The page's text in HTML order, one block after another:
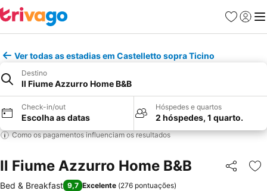
Favoritos
Iniciar
Ver todas as estadias em Castelletto sopra Ticino
Destino
Il Fiume Azzurro Home B&B
Check-in/out
Escolha as datas
Hóspedes e quartos
2 hóspedes, 1 quarto.
Como os pagamentos influenciam os resultados
Il Fiume Azzurro Home B&B Partilhar
Bed & Breakfast 9,7 Excelente (276 pontuações)